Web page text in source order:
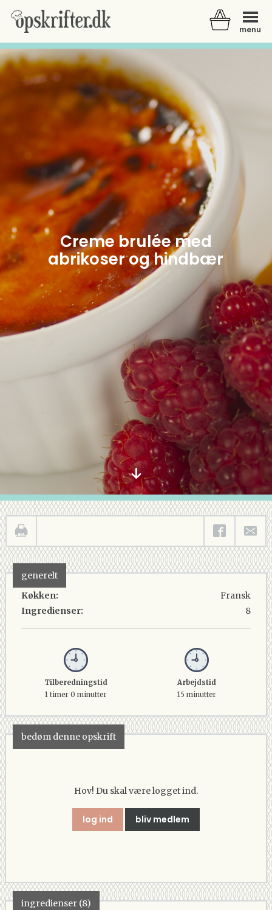
menu
Der er ingen varer i din kurv.
Creme brulée med
abrikoser og hindbær
generelt
Køkken:
Ingredienser:
Fransk
8
Tilberedningstid
1 timer 0 minutter
Arbejdstid
15 minutter
bedøm denne opskrift
Hov! Du skal være logget ind.
log ind bliv medlem
ingredienser (8)